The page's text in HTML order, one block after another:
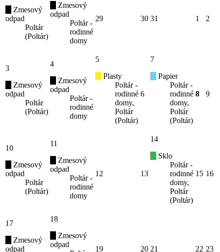
Zmesový
odpad
Poltár
(Poltár)
Zmesový
odpad
Poltár -
rodinné
domy
29 30 31 1 2
3
Zmesový
odpad
Poltár
(Poltár)
4
Zmesový
odpad
Poltár -
rodinné
domy
5
Plasty
Poltár -
rodinné
domy,
Poltár
(Poltár)
6
7
Papier
Poltár -
rodinné
domy,
Poltár
(Poltár)
8 9
10
Zmesový
odpad
Poltár
(Poltár)
11
Zmesový
odpad
Poltár -
rodinné
domy
12 13
14
Sklo
Poltár -
rodinné
domy,
Poltár
(Poltár)
15 16
17
Zmesový
odpad
18
Zmesový
odpad
19 20 21 22 23